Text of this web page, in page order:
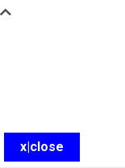
x|close